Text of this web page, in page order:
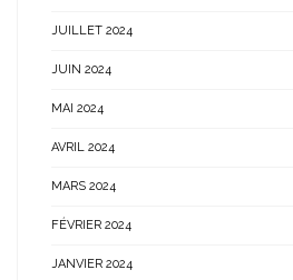
JUILLET 2024
JUIN 2024
MAI 2024
AVRIL 2024
MARS 2024
FÉVRIER 2024
JANVIER 2024